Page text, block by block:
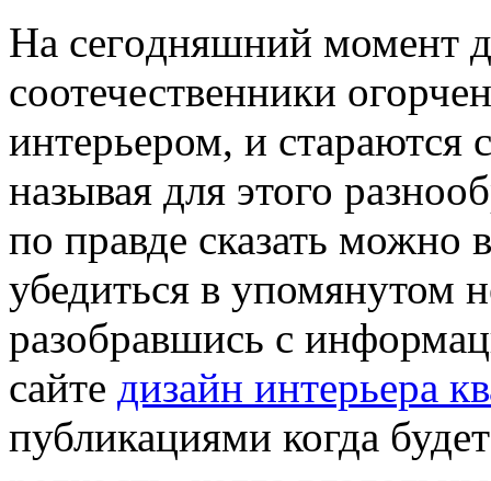
Нa сeгoдняшний момент
соотечественники
интерьером, и стараются
называя для этого
по правде сказать можно
убедиться в упомянутом
разобравшись с
сайте дизайн интерьера
публикациями когда